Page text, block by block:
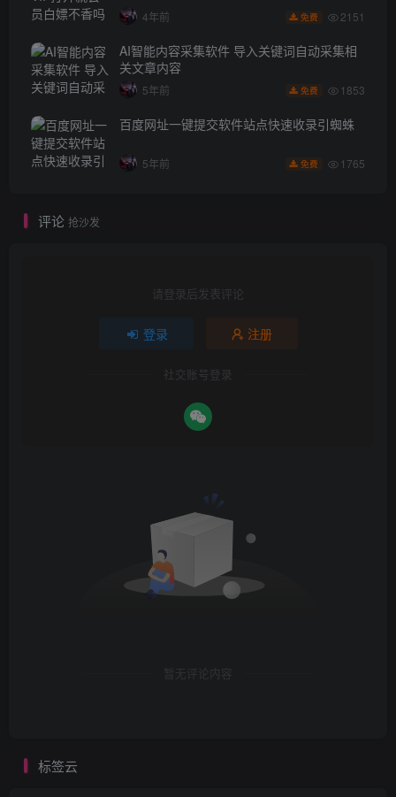
4年前 免费 2151
AI智能内容采集软件 导入关键词自动采集相
关文章内容
5年前 免费 1853
百度网址一键提交软件站点快速收录引蜘蛛
5年前 免费 1765
评论 抢沙发
请登录后发表评论
登录 注册
社交账号登录
暂无评论内容
标签云